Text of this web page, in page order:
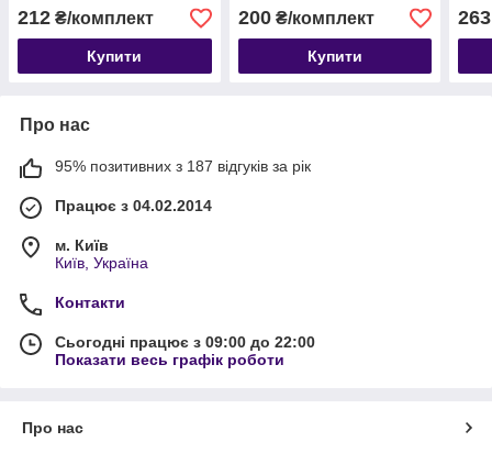
212 ₴/комплект
Купити
200₴/комплект
Купити
263
Про нас
95% позитивних з 187 відгуків за рік
Працює з 04.02.2014
м. Київ
Київ, Україна
Контакти
Сьогодні працює з 09:00 до 22:00
Показати весь графік роботи
Про нас